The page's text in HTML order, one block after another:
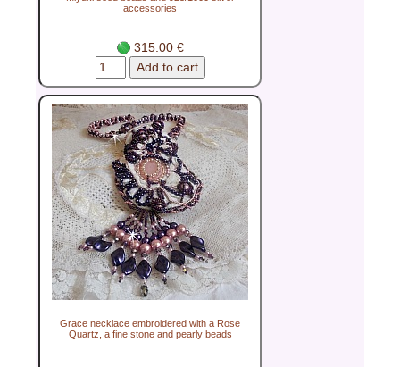
accessories
315.00 €
Grace necklace embroidered with a Rose
Quartz, a fine stone and pearly beads